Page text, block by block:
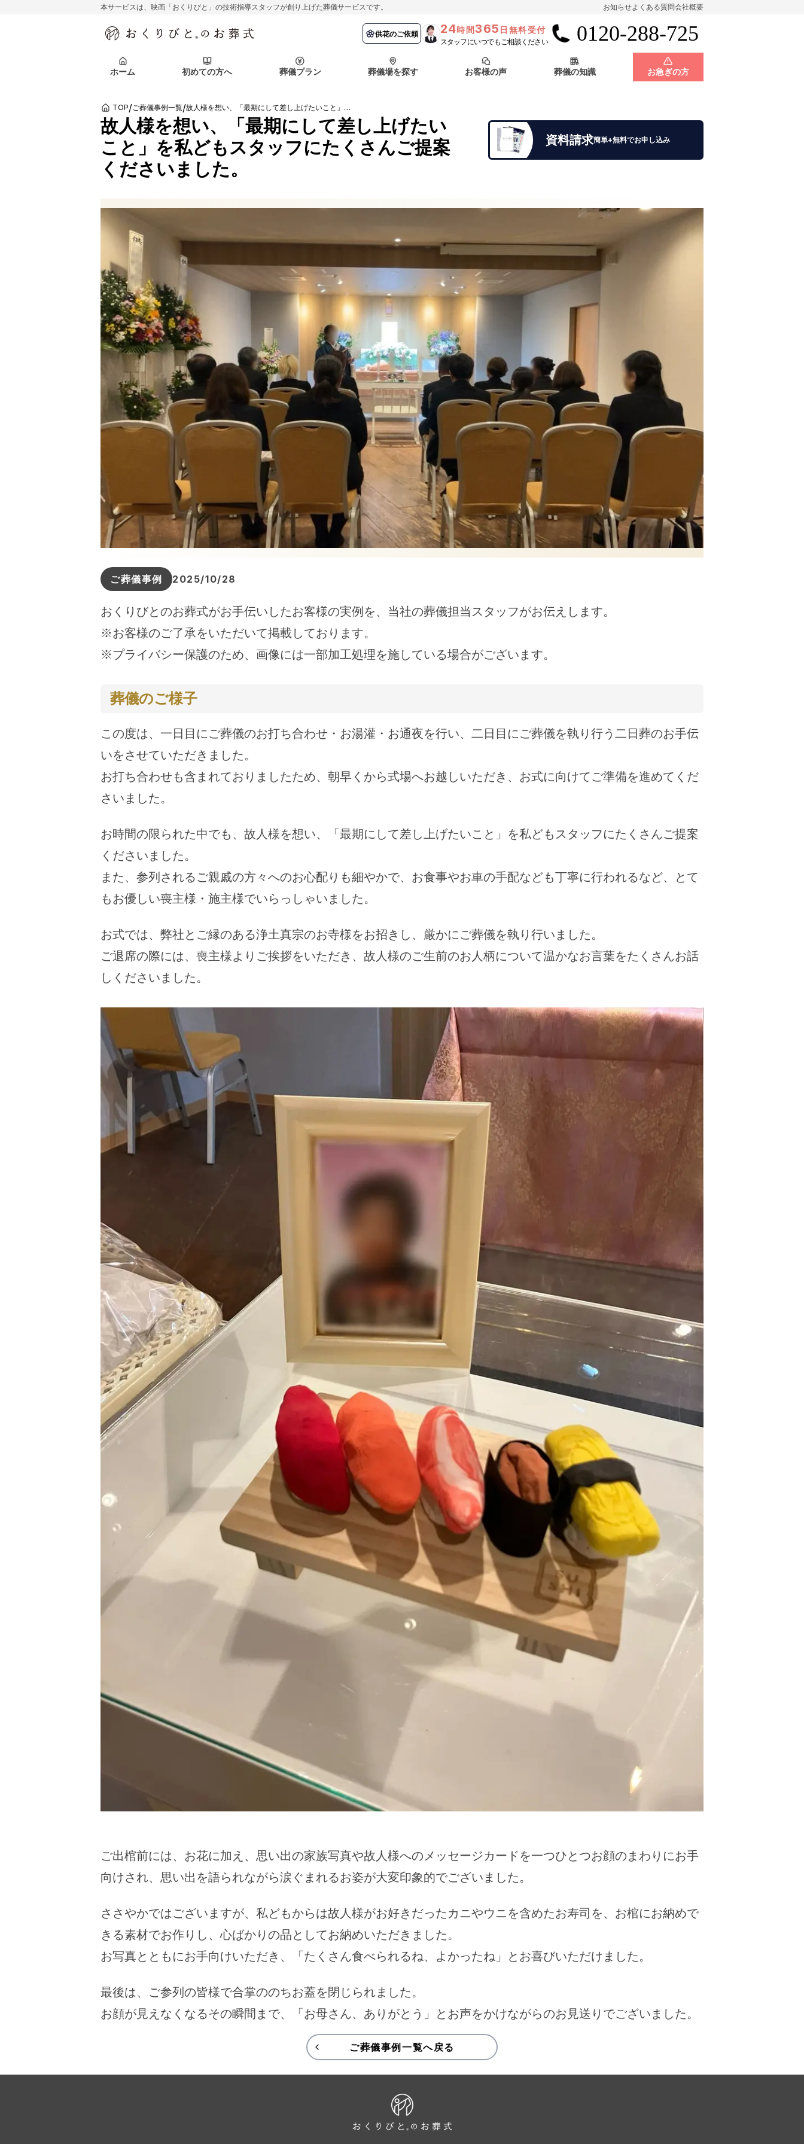
本サービスは、映画「おくりびと」の技術指導スタッフが創り上げた葬儀サービスです。 お知らせよくある質問会社概要
供花のご依頼 24時間365 日無料受付
スタッフにいつでもご相談ください 0120-288-725
ホーム 初めての方へ
初めての方へ 初めての方へ 納棺の儀とは？
アフターサポート
葬儀プラン 葬儀場を探す
関東エリア 東京都 埼玉県
北海道エリア 札幌市 函館市
お客様の声
お客様の声 ご葬儀事例 お客様の声
葬儀の知識
葬儀の知識 葬儀の知識 供花のご依頼
お急ぎの方
初めての方へ 初めての方へ 納棺の儀とは？ 葬儀の流れ 会員制度
会社を知る スタッフ一覧
関東エリア 東京都 埼玉県 千葉県 神奈川県
北海道エリア 札幌市
お客様の声 ご葬儀事例 お客様の声 よくある質問
葬儀の知識 葬儀の知識 供花のご依頼
TOP/ご葬儀事例一覧/ 故人様を想い、「最期にして差し上げたいこと」を私どもスタッフにたくさんご提案くださいました。
故人様を想い、「最期にして差し上げたい
こと」を私どもスタッフにたくさんご提案
くださいました。
資料請求簡単+無料でお申し込み
ご葬儀事例 2025/10/28
おくりびとのお葬式がお手伝いしたお客様の実例を、当社の葬儀担当スタッフがお伝えします。
※お客様のご了承をいただいて掲載しております。
※プライバシー保護のため、画像には一部加工処理を施している場合がございます。
葬儀のご様子
この度は、一日目にご葬儀のお打ち合わせ・お湯灌・お通夜を行い、二日目にご葬儀を執り行う二日葬のお手伝
いをさせていただきました。
お打ち合わせも含まれておりましたため、朝早くから式場へお越しいただき、お式に向けてご準備を進めてくだ
さいました。
お時間の限られた中でも、故人様を想い、「最期にして差し上げたいこと」を私どもスタッフにたくさんご提案
くださいました。
また、参列されるご親戚の方々へのお心配りも細やかで、お食事やお車の手配なども丁寧に行われるなど、とて
もお優しい喪主様・施主様でいらっしゃいました。
お式では、弊社とご縁のある浄土真宗のお寺様をお招きし、厳かにご葬儀を執り行いました。
ご退席の際には、喪主様よりご挨拶をいただき、故人様のご生前のお人柄について温かなお言葉をたくさんお話
しくださいました。
ご出棺前には、お花に加え、思い出の家族写真や故人様へのメッセージカードを一つひとつお顔のまわりにお手
向けされ、思い出を語られながら涙ぐまれるお姿が大変印象的でございました。
ささやかではございますが、私どもからは故人様がお好きだったカニやウニを含めたお寿司を、お棺にお納めで
きる素材でお作りし、心ばかりの品としてお納めいただきました。
お写真とともにお手向けいただき、「たくさん食べられるね、よかったね」とお喜びいただけました。
最後は、ご参列の皆様で合掌ののちお蓋を閉じられました。
お顔が見えなくなるその瞬間まで、「お母さん、ありがとう」とお声をかけながらのお見送りでございました。
ご葬儀事例一覧へ戻る